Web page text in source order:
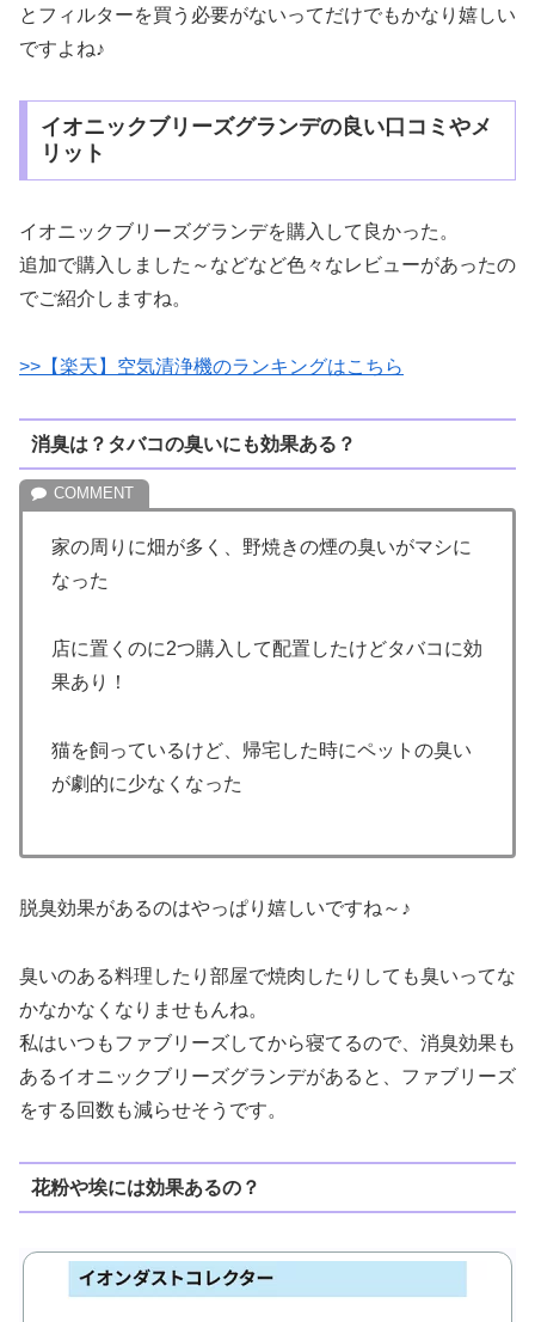
とフィルターを買う必要がないってだけでもかなり嬉しい
ですよね♪
イオニックブリーズグランデの良い口コミやメ
リット
イオニックブリーズグランデを購入して良かった。
追加で購入しました～などなど色々なレビューがあったの
でご紹介しますね。
>>【楽天】空気清浄機のランキングはこちら
消臭は？タバコの臭いにも効果ある？
家の周りに畑が多く、野焼きの煙の臭いがマシに
なった
店に置くのに2つ購入して配置したけどタバコに効
果あり！
猫を飼っているけど、帰宅した時にペットの臭い
が劇的に少なくなった
脱臭効果があるのはやっぱり嬉しいですね～♪
臭いのある料理したり部屋で焼肉したりしても臭いってな
かなかなくなりませもんね。
私はいつもファブリーズしてから寝てるので、消臭効果も
あるイオニックブリーズグランデがあると、ファブリーズ
をする回数も減らせそうです。
花粉や埃には効果あるの？